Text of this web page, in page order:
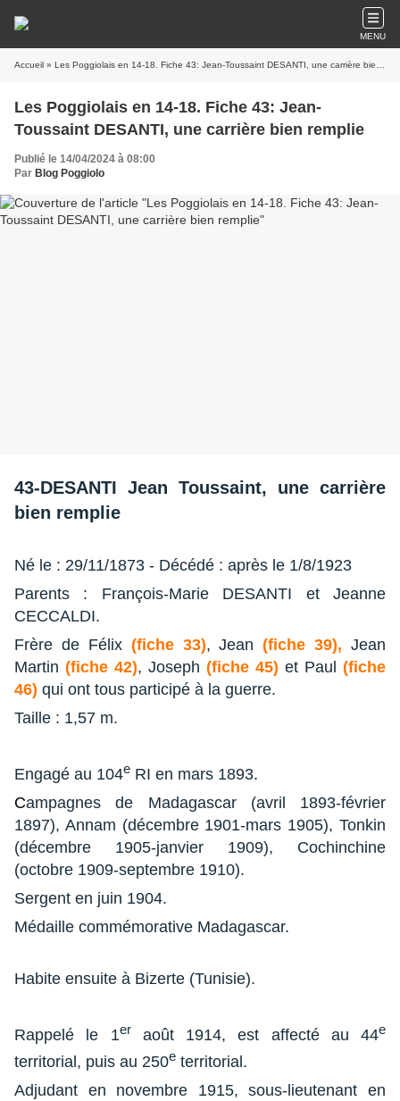
MENU
Accueil » Les Poggiolais en 14-18. Fiche 43: Jean-Toussaint DESANTI, une carrière bien remplie
Les Poggiolais en 14-18. Fiche 43: Jean-
Toussaint DESANTI, une carrière bien remplie
Publié le 14/04/2024 à 08:00
Par Blog Poggiolo
43-DESANTI Jean Toussaint, une carrière
bien remplie
Né le : 29/11/1873 - Décédé : après le 1/8/1923
Parents : François-Marie DESANTI et Jeanne
CECCALDI.
Frère de Félix (fiche 33), Jean(fiche 39), Jean
Martin (fiche 42), Joseph (fiche 45) et Paul (fiche
46) qui ont tous participé à la guerre.
Taille : 1,57 m.
Engagé au 104e RI en mars 1893.
Campagnes de Madagascar (avril 1893-février
1897), Annam (décembre 1901-mars 1905), Tonkin
(décembre 1905-janvier 1909), Cochinchine
(octobre 1909-septembre 1910).
Sergent en juin 1904.
Médaille commémorative Madagascar.
Habite ensuite à Bizerte (Tunisie).
Rappelé le 1er août 1914, est affecté au 44e
territorial, puis au 250e territorial.
Adjudant en novembre 1915, sous-lieutenant en